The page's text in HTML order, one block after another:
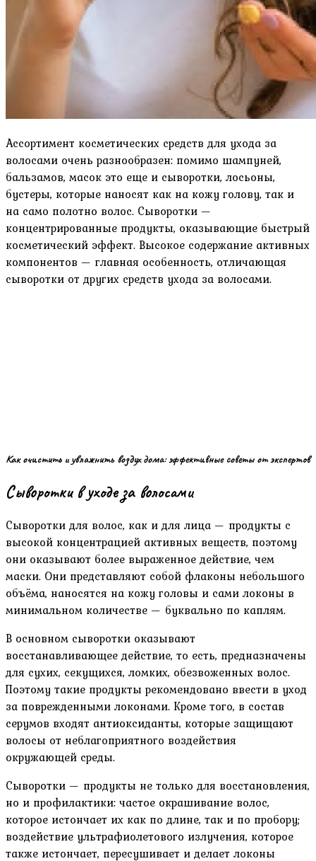
Ассортимент косметических средств для ухода за
волосами очень разнообразен: помимо шампуней,
бальзамов, масок это еще и сыворотки, лосьоны,
бустеры, которые наносят как на кожу голову, так и
на само полотно волос. Сыворотки —
концентрированные продукты, оказывающие быстрый
косметический эффект. Высокое содержание активных
компонентов — главная особенность, отличающая
сыворотки от других средств ухода за волосами.
Как очистить и увлажнить воздух дома: эффективные советы от экспертов
Сыворотки в уходе за волосами
Сыворотки для волос, как и для лица — продукты с
высокой концентрацией активных веществ, поэтому
они оказывают более выраженное действие, чем
маски. Они представляют собой флаконы небольшого
объёма, наносятся на кожу головы и сами локоны в
минимальном количестве — буквально по каплям.
В основном сыворотки оказывают
восстанавливающее действие, то есть, предназначены
для сухих, секущихся, ломких, обезвоженных волос.
Поэтому такие продукты рекомендовано ввести в уход
за поврежденными локонами. Кроме того, в состав
серумов входят антиоксиданты, которые защищают
волосы от неблагоприятного воздействия
окружающей среды.
Сыворотки — продукты не только для восстановления,
но и профилактики: частое окрашивание волос,
которое истончает их как по длине, так и по пробору;
воздействие ультрафиолетового излучения, которое
также истончает, пересушивает и делает локоны